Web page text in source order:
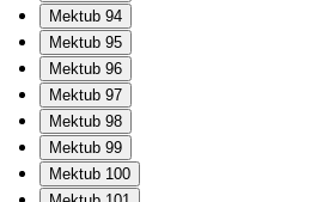
Mektub 94
Mektub 95
Mektub 96
Mektub 97
Mektub 98
Mektub 99
Mektub 100